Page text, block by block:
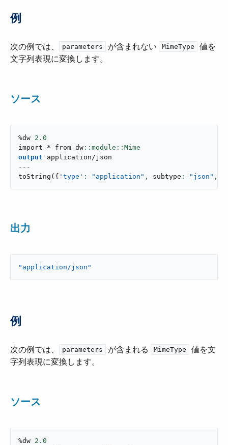
例
次の例では、​ parameters ​ が含まれない ​ MimeType
​ 値を
文字列表現に変換します。
ソース
%dw 2.0
import * from dw
output
application/json
---
toString ( { 'type' : "application" , subtype : "json" ,
出力
"application/json"
例
次の例では、​ parameters ​ が含まれる ​ MimeType
​ 値を文
字列表現に変換します。
ソース
%dw 2.0